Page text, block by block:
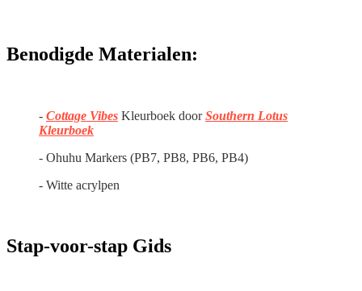
Benodigde Materialen:
- Cottage Vibes Kleurboek doorSouthern Lotus
Kleurboek
- Ohuhu Markers (PB7, PB8, PB6, PB4)
- Witte acrylpen
Stap-voor-stap Gids